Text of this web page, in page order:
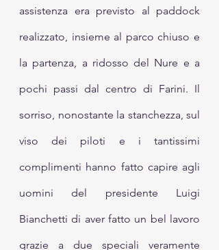
assistenza era previsto al paddock
realizzato, insieme al parco chiuso e
la partenza, a ridosso del Nure e a
pochi passi dal centro di Farini. Il
sorriso, nonostante la stanchezza, sul
viso dei piloti e i tantissimi
complimenti hanno fatto capire agli
uomini del presidente Luigi
Bianchetti di aver fatto un bel lavoro
grazie a due speciali veramente